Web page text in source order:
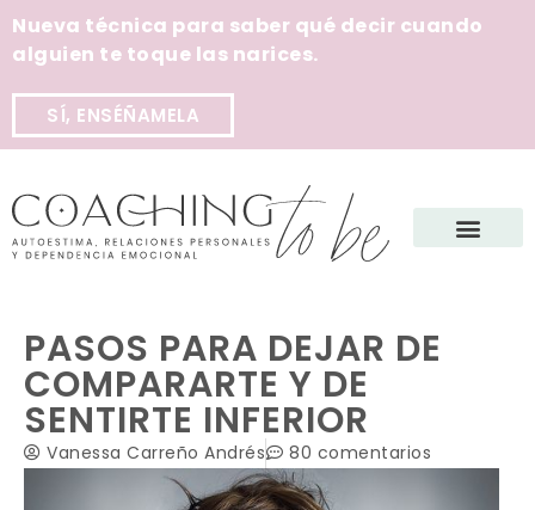
Nueva técnica para saber qué decir cuando
alguien te toque las narices.
SÍ, ENSÉÑAMELA
PASOS PARA DEJAR DE
COMPARARTE Y DE
SENTIRTE INFERIOR
Vanessa Carreño Andrés 80 comentarios